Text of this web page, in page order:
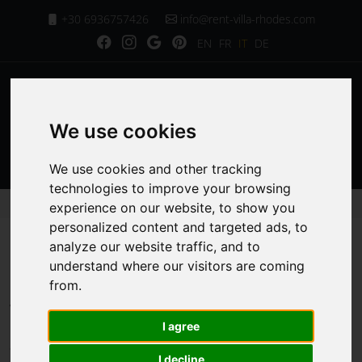
+30 6936757426
info@rent-villa-rhodes.com
EN
FR IT DE
Homepage Le nostre camere a Villa Chrysa Rodi
Le nostre camere a
Villa Chrysa Rodi
We use cookies
We use cookies and other tracking
technologies to improve your browsing
experience on our website, to show you
personalized content and targeted ads, to
analyze our website traffic, and to
understand where our visitors are coming
from.
I agree